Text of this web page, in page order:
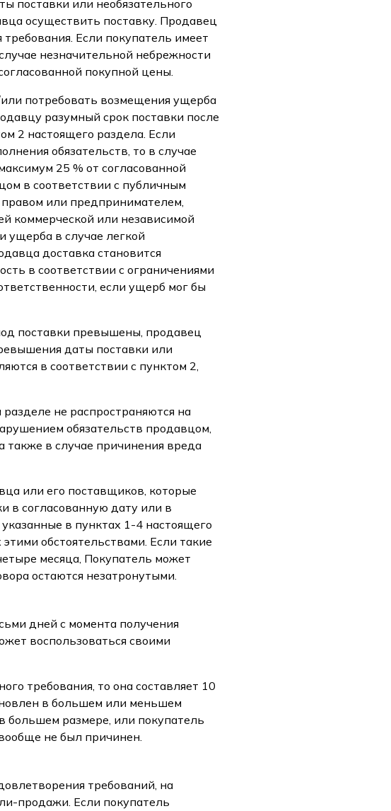
поставки или необязательного
осуществить поставку. Продавец
Если покупатель имеет
незначительной небрежности
покупной цены.
потребовать возмещения ущерба
разумный срок поставки после
2 настоящего раздела. Если
обязательств, то в случае
25 % от согласованной
в соответствии с публичным
или предпринимателем,
коммерческой или независимой
ущерба в случае легкой
доставка становится
в соответствии с ограничениями
если ущерб мог бы
поставки превышены, продавец
даты поставки или
в соответствии с пунктом 2,
не распространяются на
обязательств продавцом,
в случае причинения вреда
или его поставщиков, которые
в согласованную дату или в
в пунктах 1-4 настоящего
обстоятельствами. Если такие
месяца, Покупатель может
остаются незатронутыми.
дней с момента получения
воспользоваться своими
требования, то она составляет 10
в большем или меньшем
большем размере, или покупатель
не был причинен.
требований, на
продажи. Если покупатель